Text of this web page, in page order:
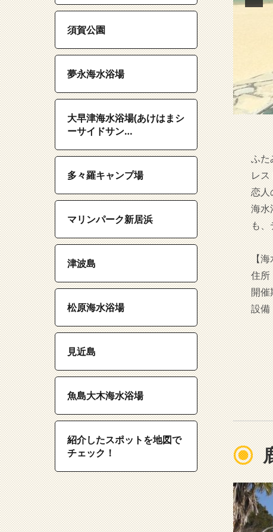
須賀公園
夢永海水浴場
大早津海水浴場(あけはまシ
ーサイドサン…
多々羅キャンプ場
マリンパーク新居浜
津波島
松原海水浴場
見近島
魚島大木海水浴場
紹介したスポットを地図で
チェック！
ふた
レ
恋人
海水
も
【
住所
開催
設備